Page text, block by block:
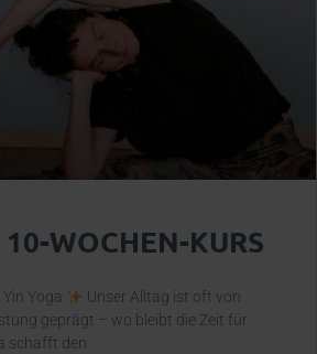
WOCHEN-KURS
Yoga
Unser Alltag ist oft von
geprägt – wo bleibt die Zeit für
schafft den